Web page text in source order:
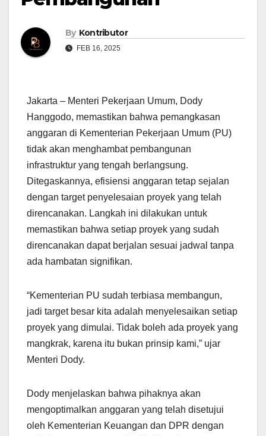
By Kontributor
FEB 16, 2025
Jakarta – Menteri Pekerjaan Umum, Dody
Hanggodo, memastikan bahwa pemangkasan
anggaran di Kementerian Pekerjaan Umum (PU)
tidak akan menghambat pembangunan
infrastruktur yang tengah berlangsung.
Ditegaskannya, efisiensi anggaran tetap sejalan
dengan target penyelesaian proyek yang telah
direncanakan. Langkah ini dilakukan untuk
memastikan bahwa setiap proyek yang sudah
direncanakan dapat berjalan sesuai jadwal tanpa
ada hambatan signifikan.
“Kementerian PU sudah terbiasa membangun,
jadi target besar kita adalah menyelesaikan setiap
proyek yang dimulai. Tidak boleh ada proyek yang
mangkrak, karena itu bukan prinsip kami,” ujar
Menteri Dody.
Dody menjelaskan bahwa pihaknya akan
mengoptimalkan anggaran yang telah disetujui
oleh Kementerian Keuangan dan DPR dengan